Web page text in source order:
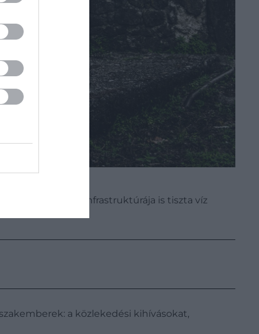
elhanyagolt infrastruktúrája is tiszta víz
a közlekedési kihívásokat,